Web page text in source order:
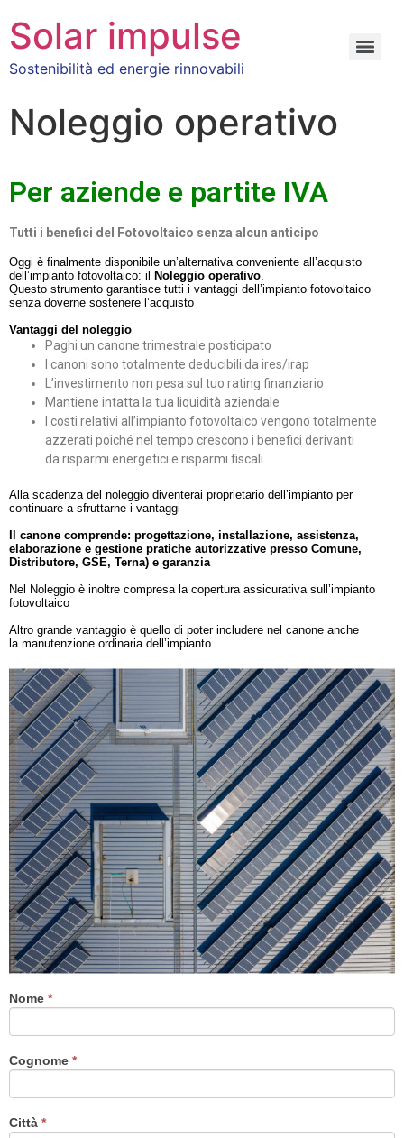
Solar impulse
Sostenibilità ed energie rinnovabili
Noleggio operativo
Per aziende e partite IVA
Tutti i benefici del Fotovoltaico senza alcun anticipo
Oggi è finalmente disponibile un’alternativa conveniente all’acquisto
dell’impianto fotovoltaico: il
Noleggio operativo.
Questo strumento garantisce tutti i vantaggi dell’impianto fotovoltaico
senza doverne sostenere l’acquisto
Vantaggi del noleggio
Paghi un canone trimestrale posticipato
I canoni sono totalmente deducibili da ires/irap
L’investimento non pesa sul tuo rating finanziario
Mantiene intatta la tua liquidità aziendale
I costi relativi all’impianto fotovoltaico vengono totalmente
azzerati poiché nel tempo crescono i benefici derivanti
da risparmi energetici e risparmi fiscali
Alla scadenza del noleggio diventerai proprietario dell’impianto per
continuare a sfruttarne i vantaggi
Il canone comprende: progettazione, installazione, assistenza,
elaborazione e gestione pratiche autorizzative presso Comune,
Distributore, GSE, Terna) e garanzia
Nel Noleggio è inoltre compresa la copertura assicurativa sull’impianto
fotovoltaico
Altro grande vantaggio è quello di poter includere nel canone anche
la manutenzione ordinaria dell’impianto
Nome *
Cognome *
Città *